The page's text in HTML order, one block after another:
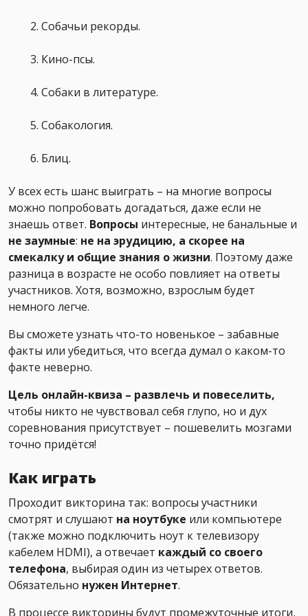
Собачьи рекорды.
Кино-псы.
Собаки в литературе.
Собакология.
Блиц.
У всех есть шанс выиграть – на многие вопросы
можно попробовать догадаться, даже если не
знаешь ответ. Вопросы интересные, не банальные и
не заумные: не на эрудицию, а скорее на
смекалку и общие знания о жизни. Поэтому даже
разница в возрасте не особо повлияет на ответы
участников. Хотя, возможно, взрослым будет
немного легче.
Вы сможете узнать что-то новенькое – забавные
факты или убедиться, что всегда думал о каком-то
факте неверно.
Цель онлайн-квиза – развлечь и повеселить,
чтобы никто не чувствовал себя глупо, но и дух
соревнования присутствует – пошевелить мозгами
точно придётся!
Как играть
Проходит викторина так: вопросы участники
смотрят и слушают на ноутбуке или компьютере
(также можно подключить ноут к телевизору
кабелем HDMI), а отвечает каждый со своего
телефона, выбирая один из четырех ответов.
Обязательно нужен Интернет.
В процессе викторины будут промежуточные итоги,